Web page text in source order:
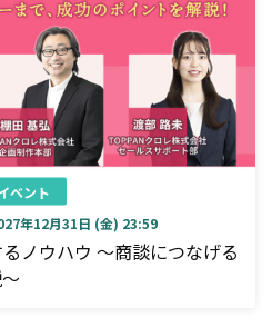
ベント
年12月31日 (金) 23:59
ノウハウ ～商談につなげる